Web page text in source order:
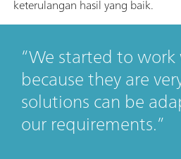
keterulangan hasil yang baik.
We started to
because they are
solutions can be
our requirements.